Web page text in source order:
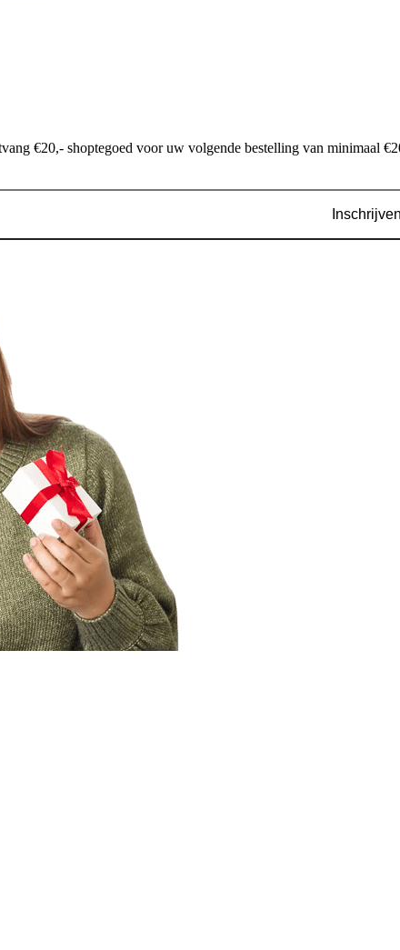
€20,- shoptegoed voor uw volgende bestelling van minimaal
Inschrijven